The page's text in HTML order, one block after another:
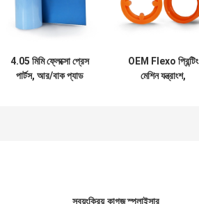
4.05 মিমি ফ্লেক্সো প্রেস
পার্টস, আর/বাক প্যাড
OEM Flexo প্রিন্টিং
মেশিন যন্ত্রাংশ,
স্বয়ংক্রিয় কাগজ স্প্লাইসার